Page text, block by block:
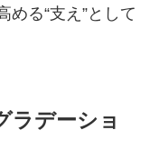
る“支え”として
ラデーショ